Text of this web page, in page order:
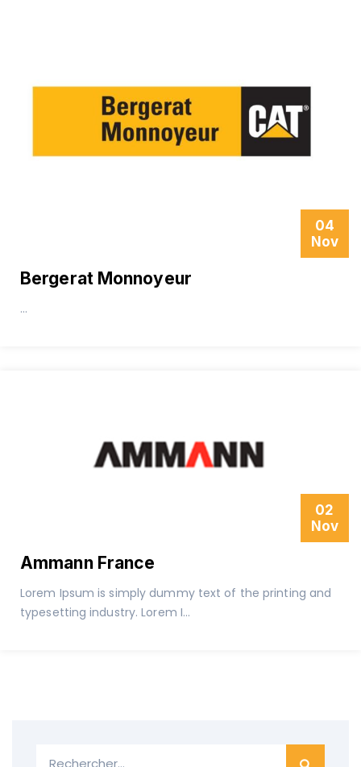
04
Nov
Bergerat Monnoyeur
...
02
Nov
Ammann France
Lorem Ipsum is simply dummy text of the printing and
typesetting industry. Lorem I...